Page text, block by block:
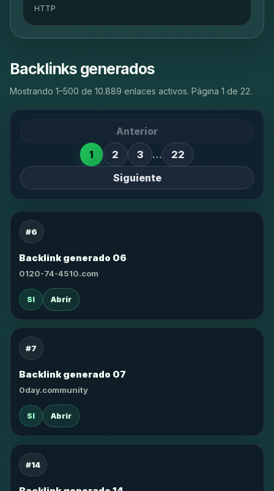
HTTP
Backlinks generados
Mostrando 1–500 de 10.889 enlaces activos. Página 1 de 22.
Anterior
1
2 3 …
22
Siguiente
#6
Backlink generado 06
0120-74-4510.com
SI Abrir
#7
Backlink generado 07
0day.community
SI Abrir
#14